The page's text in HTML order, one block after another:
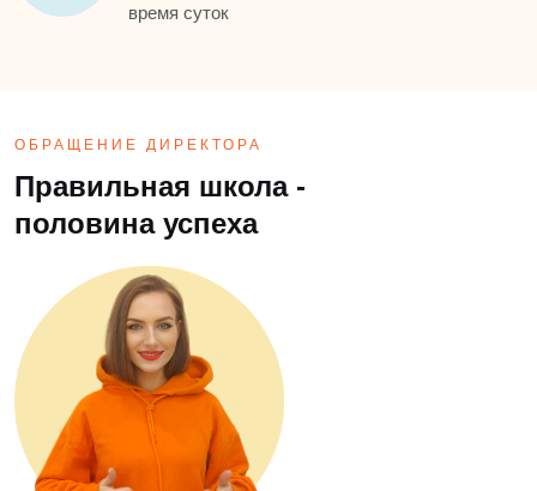
время суток
ОБРАЩЕНИЕ ДИРЕКТОРА
Правильная школа -
половина успеха